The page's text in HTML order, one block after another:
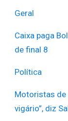
Geral
Caixa paga
de final 8
Política
Motoristas de
vigário”, diz